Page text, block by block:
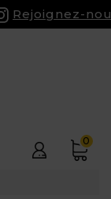
nous
0